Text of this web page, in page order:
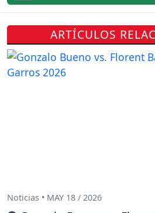
ARTÍCULOS
Noticias • MAY 18 / 2026